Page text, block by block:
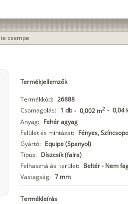
csempe
Termékjellemzők
Termékkód: 26888
Csomagolás: 1 db - 0,002 m2 - 0,04
Anyag: Fehér agyag
Felület és mintázat: Fényes,
Gyártó: Equipe (Spanyol)
Típus: Díszcsík (falra)
Felhasználási terület: Beltér - Nem
Vastagság: 7 mm
Termékleírás